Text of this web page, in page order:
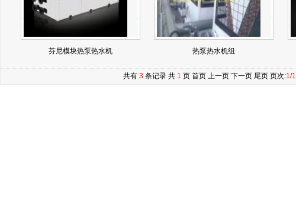
芬尼模块热泵热水机 热泵热水机组
共有 3 条记录 共 1 页 首页 上一页 下一页 尾页 页次:1/1